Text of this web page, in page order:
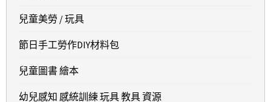
兒童美勞 / 玩具
節日手工勞作DIY材料包
兒童圖書 繪本
幼兒感知 感統訓練 玩具 教具 資源